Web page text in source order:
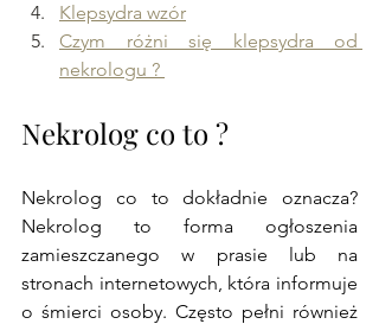
Klepsydra wzór
Czym różni się klepsydra od
nekrologu ?
Nekrolog co to ?
Nekrolog to forma ogłoszenia
zamieszczanego w prasie lub na
stronach internetowych, która informuje
o śmierci osoby. Często pełni również